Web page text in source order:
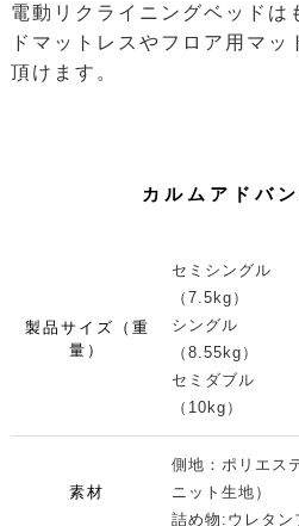
電動リクライニングベッドは
ドマットレスやフロア用マッ
頂けます。
カルムアドバ
製品サイズ（重
量）
セミシング
（7.5kg）
シングル
（8.55kg）
セミダブル
（10kg）
素材
側地：ポリエス
ニット生地）
詰め物:ウレタン